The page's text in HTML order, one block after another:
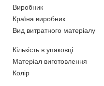
Виробник
Країна виробник
Вид витратного матеріалу
Кількість в упаковці
Матеріал виготовлення
Колір